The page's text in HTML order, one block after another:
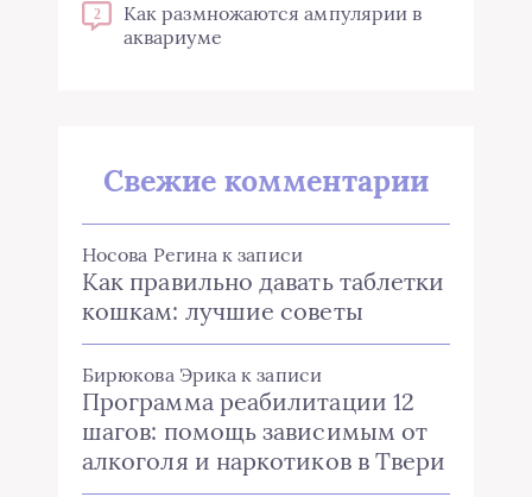
2
Как размножаются ампулярии в
аквариуме
Свежие комментарии
Носова Регина к записи
Как правильно давать таблетки
кошкам: лучшие советы
Бирюкова Эрика к записи
Программа реабилитации 12
шагов: помощь зависимым от
алкоголя и наркотиков в Твери